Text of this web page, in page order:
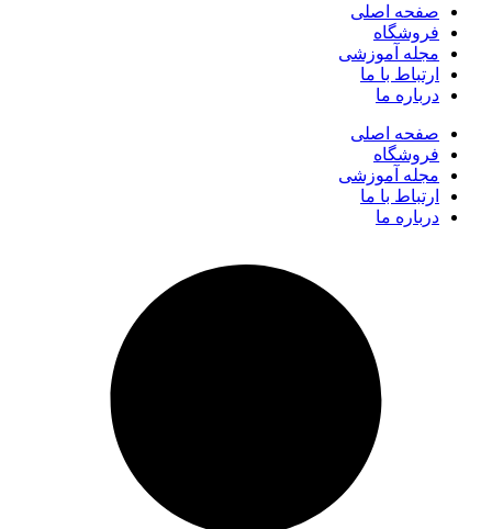
صفحه اصلی
فروشگاه
مجله آموزشی
ارتباط با ما
درباره ما
صفحه اصلی
فروشگاه
مجله آموزشی
ارتباط با ما
درباره ما